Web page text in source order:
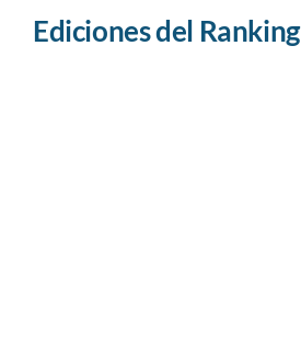
Ediciones del Ranking